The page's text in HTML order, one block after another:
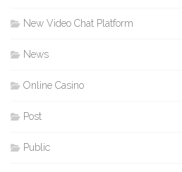
New Video Chat Platform
News
Online Casino
Post
Public